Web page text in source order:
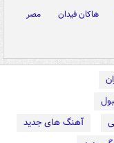
هاکان فیدان
مصر
آهنگ های جدید